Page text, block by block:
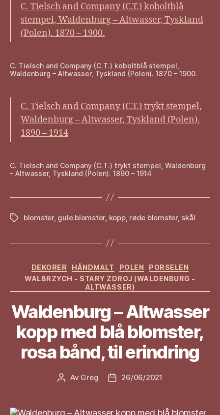
C. Tielsch and Company (C.T.) koboltblå
stempel, Waldenburg – Altwasser, Tyskland
(Polen). 1870 – 1900.
C. Tielsch and Company (C.T.) koboltblå stempel,
Waldenburg – Altwasser, Tyskland (Polen). 1870 – 1900.
C. Tielsch and Company (C.T.) trykt stempel,
Waldenburg – Altwasser, Tyskland (Polen).
1890 – 1914
C. Tielsch and Company (C.T.) trykt stempel, Waldenburg
– Altwasser, Tyskland (Polen). 1890 – 1914
Stikkordblomster, gule blomster, kopp, røde blomster, skål
Kategorier
DEKORER HÅNDMALT POLEN
PORSELEN
WALBRZYCH - STARY ZDROJ (WALDENBURG -
ALTWASSER)
Waldenburg – Altwasser
kopp med blå blomster,
rosa bånd, til erindring
Innleggsforfatter
Av Greg Publiseringsdato
26/06/2021